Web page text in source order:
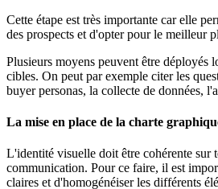
Cette étape est très importante car elle
des prospects et d'opter pour le meilleur
Plusieurs moyens peuvent être déployés
cibles. On peut par exemple citer les
buyer personas, la collecte de données,
La mise en place de la charte
L'identité visuelle doit être cohérente sur
communication. Pour ce faire, il est
claires et d'homogénéiser les différents